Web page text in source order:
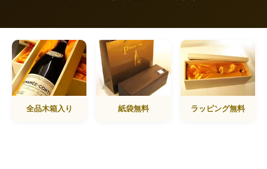
全品木箱入り 紙袋無料 ラッピング無料